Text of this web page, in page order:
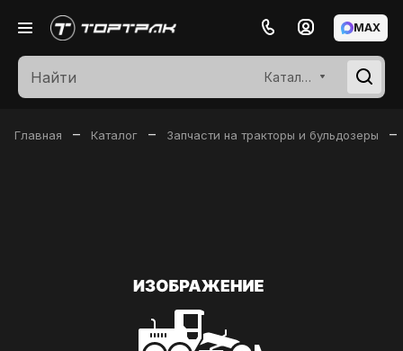
Каталог
MAX
Главная – Каталог – Запчасти на тракторы и бульдозеры –